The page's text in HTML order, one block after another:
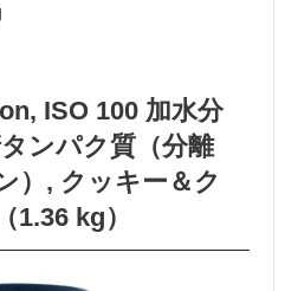
ISO 100 加水分
ンパク質（分離
）, クッキー＆ク
1.36 kg）